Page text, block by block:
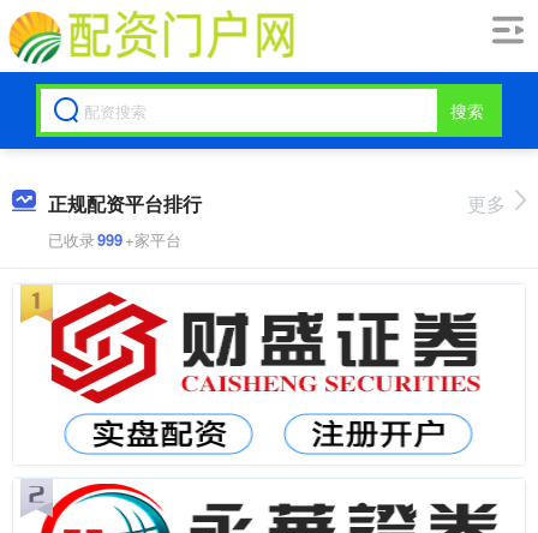
搜索
正规配资平台排行
已收录999+家平台
更多